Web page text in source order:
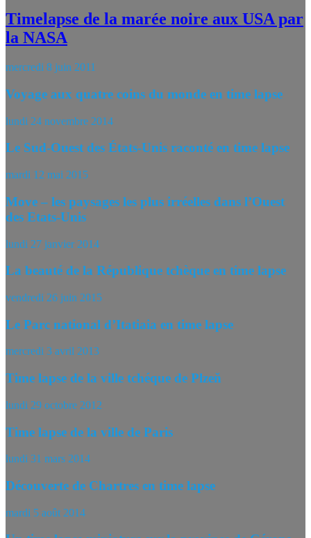
Timelapse de la marée noire aux USA par
la NASA
mercredi 8 juin 2011
Voyage aux quatre coins du monde en time lapse
lundi 24 novembre 2014
Le Sud-Ouest des États-Unis raconté en time lapse
mardi 12 mai 2015
Move – les paysages les plus irréelles dans l’Ouest
des Etats-Unis
lundi 27 janvier 2014
La beauté de la République tchèque en time lapse
vendredi 26 juin 2015
Le Parc national d’Itatiaia en time lapse
mercredi 3 avril 2013
Time lapse de la ville tchéque de Plzeň
lundi 29 octobre 2012
Time lapse de la ville de Paris
lundi 31 mars 2014
Découverte de Chartres en time lapse
mardi 5 août 2014